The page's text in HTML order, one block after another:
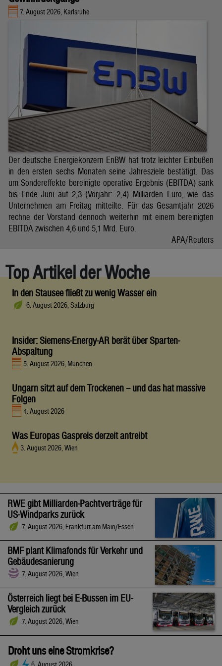
7. August 2026, Karlsruhe
Der deutsche Energiekonzern EnBW hat trotz leichter Einbußen
in den ersten sechs Monaten seine Jahresziele bestätigt. Das
um Sondereffekte bereinigte operative Ergebnis (EBITDA) sank
bis Ende Juni auf 2,3 (Vorjahr: 2,4) Milliarden Euro, wie das
Unternehmen am Freitag mitteilte. Für das Gesamtjahr 2026
rechne der Vorstand dennoch weiterhin mit einem bereinigten
EBITDA zwischen 4,6 und 5,1 Mrd. Euro.
APA/Reuters
Top Artikel der Woche
In den Stausee fließt zu wenig Wasser ein
6. August 2026, Salzburg
Insider: Siemens-Energy-AR berät über Sparten-
Abspaltung
5. August 2026, München
Ungarn sitzt auf dem Trockenen – und das hat massive
Folgen
4. August 2026
Was Europas Gaspreis derzeit antreibt
3. August 2026, Wien
RWE gibt Milliarden-Pachtverträge für
US-Windparks zurück
7. August 2026, Frankfurt am Main/Essen
BMF plant Klimafonds für Verkehr und
Gebäudesanierung
7. August 2026, Wien
Österreich liegt bei E-Bussen im EU-
Vergleich zurück
7. August 2026, Wien
Droht uns eine Stromkrise?